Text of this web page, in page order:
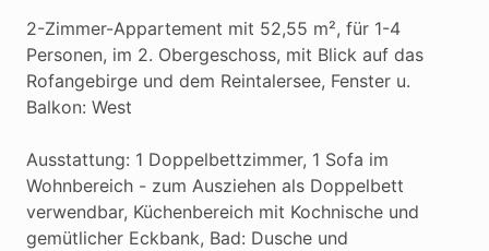
2-Zimmer-Appartement mit 52,55 m², für 1-4
Personen, im 2. Obergeschoss, mit Blick auf das
Rofangebirge und dem Reintalersee, Fenster u.
Balkon: West
Ausstattung: 1 Doppelbettzimmer, 1 Sofa im
Wohnbereich - zum Ausziehen als Doppelbett
verwendbar, Küchenbereich mit Kochnische und
gemütlicher Eckbank, Bad: Dusche und